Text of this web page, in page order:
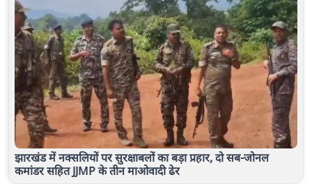
झारखंड में नक्सलियों पर सुरक्षाबलों का बड़ा प्रहार, दो सब-जोनल
कमांडर सहित JJMP के तीन माओवादी ढेर